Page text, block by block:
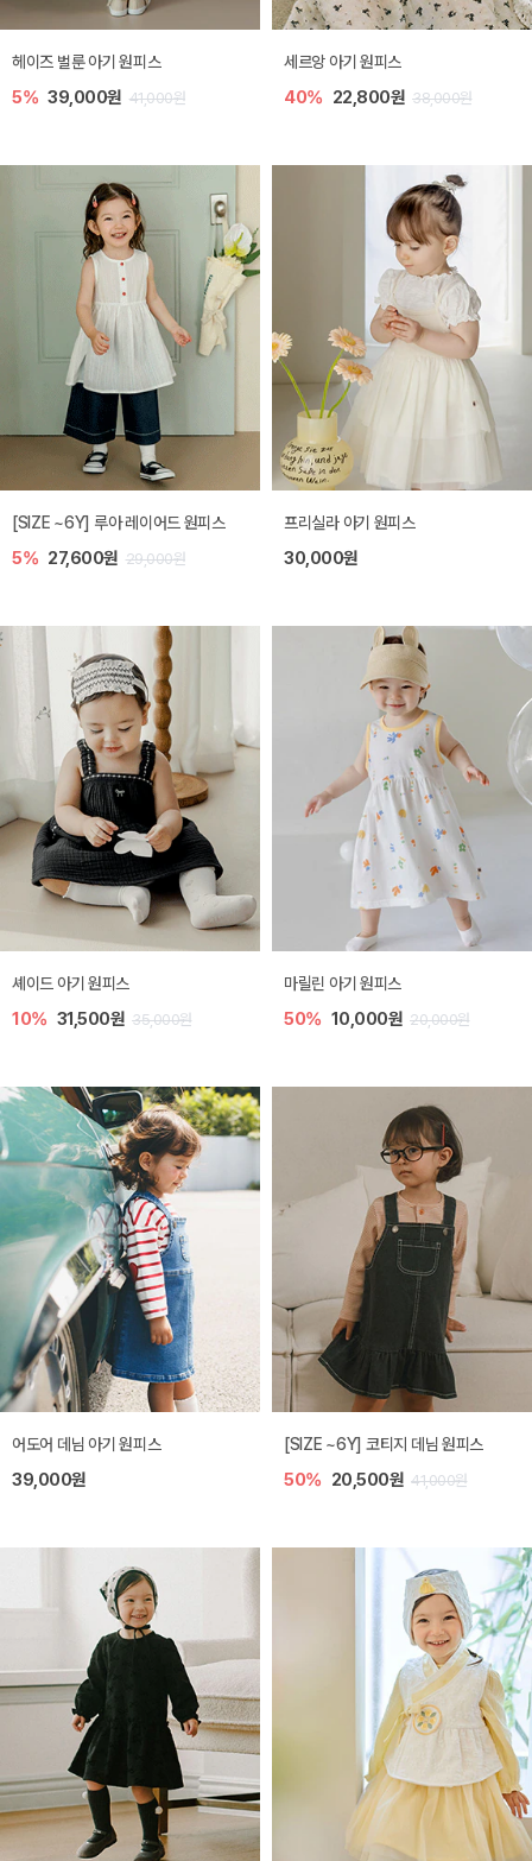
헤이즈 벌룬 아기 원피스
5% 39,000원 41,000원
세르앙 아기 원피스
40% 22,800원 38,000원
[SIZE ~6Y] 루아 레이어드 원피스
5% 27,600원 29,000원
프리실라 아기 원피스
30,000원
셰이드 아기 원피스
10% 31,500원 35,000원
마릴린 아기 원피스
50% 10,000원 20,000원
어도어 데님 아기 원피스
39,000원
[SIZE ~6Y] 코티지 데님 원피스
50% 20,500원 41,000원